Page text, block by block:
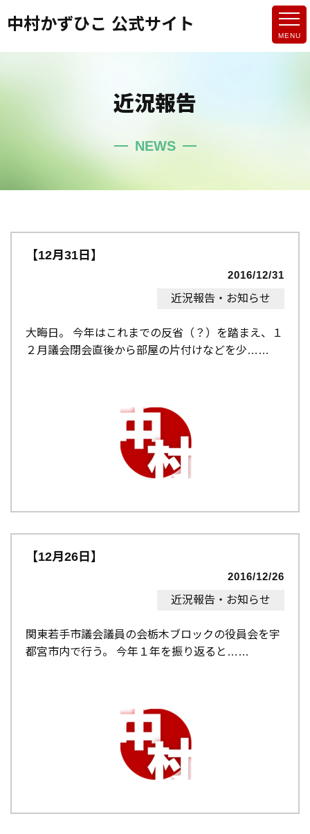
中村かずひこ 公式サイト
近況報告
NEWS
【12月31日】
2016/12/31
近況報告・お知らせ
大晦日。 今年はこれまでの反省（？）を踏まえ、１
２月議会閉会直後から部屋の片付けなどを少…
【12月26日】
2016/12/26
近況報告・お知らせ
関東若手市議会議員の会栃木ブロックの役員会を宇
都宮市内で行う。 今年１年を振り返ると…